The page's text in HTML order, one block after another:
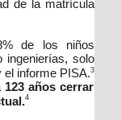
de la matrícula
de los niños
ingenierías, solo
informe PISA.3
123 años cerrar
4